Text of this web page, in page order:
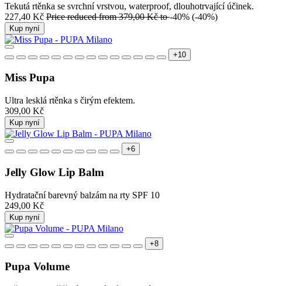
Tekutá rtěnka se svrchní vrstvou, waterproof, dlouhotrvající účinek.
227,40 Kč Price reduced from379,00 Kčto-40% (-40%)
Kup nyní
+10
Miss Pupa
Ultra lesklá rtěnka s čirým efektem.
309,00 Kč
Kup nyní
+6
Jelly Glow Lip Balm
Hydratační barevný balzám na rty SPF 10
249,00 Kč
Kup nyní
+8
Pupa Volume